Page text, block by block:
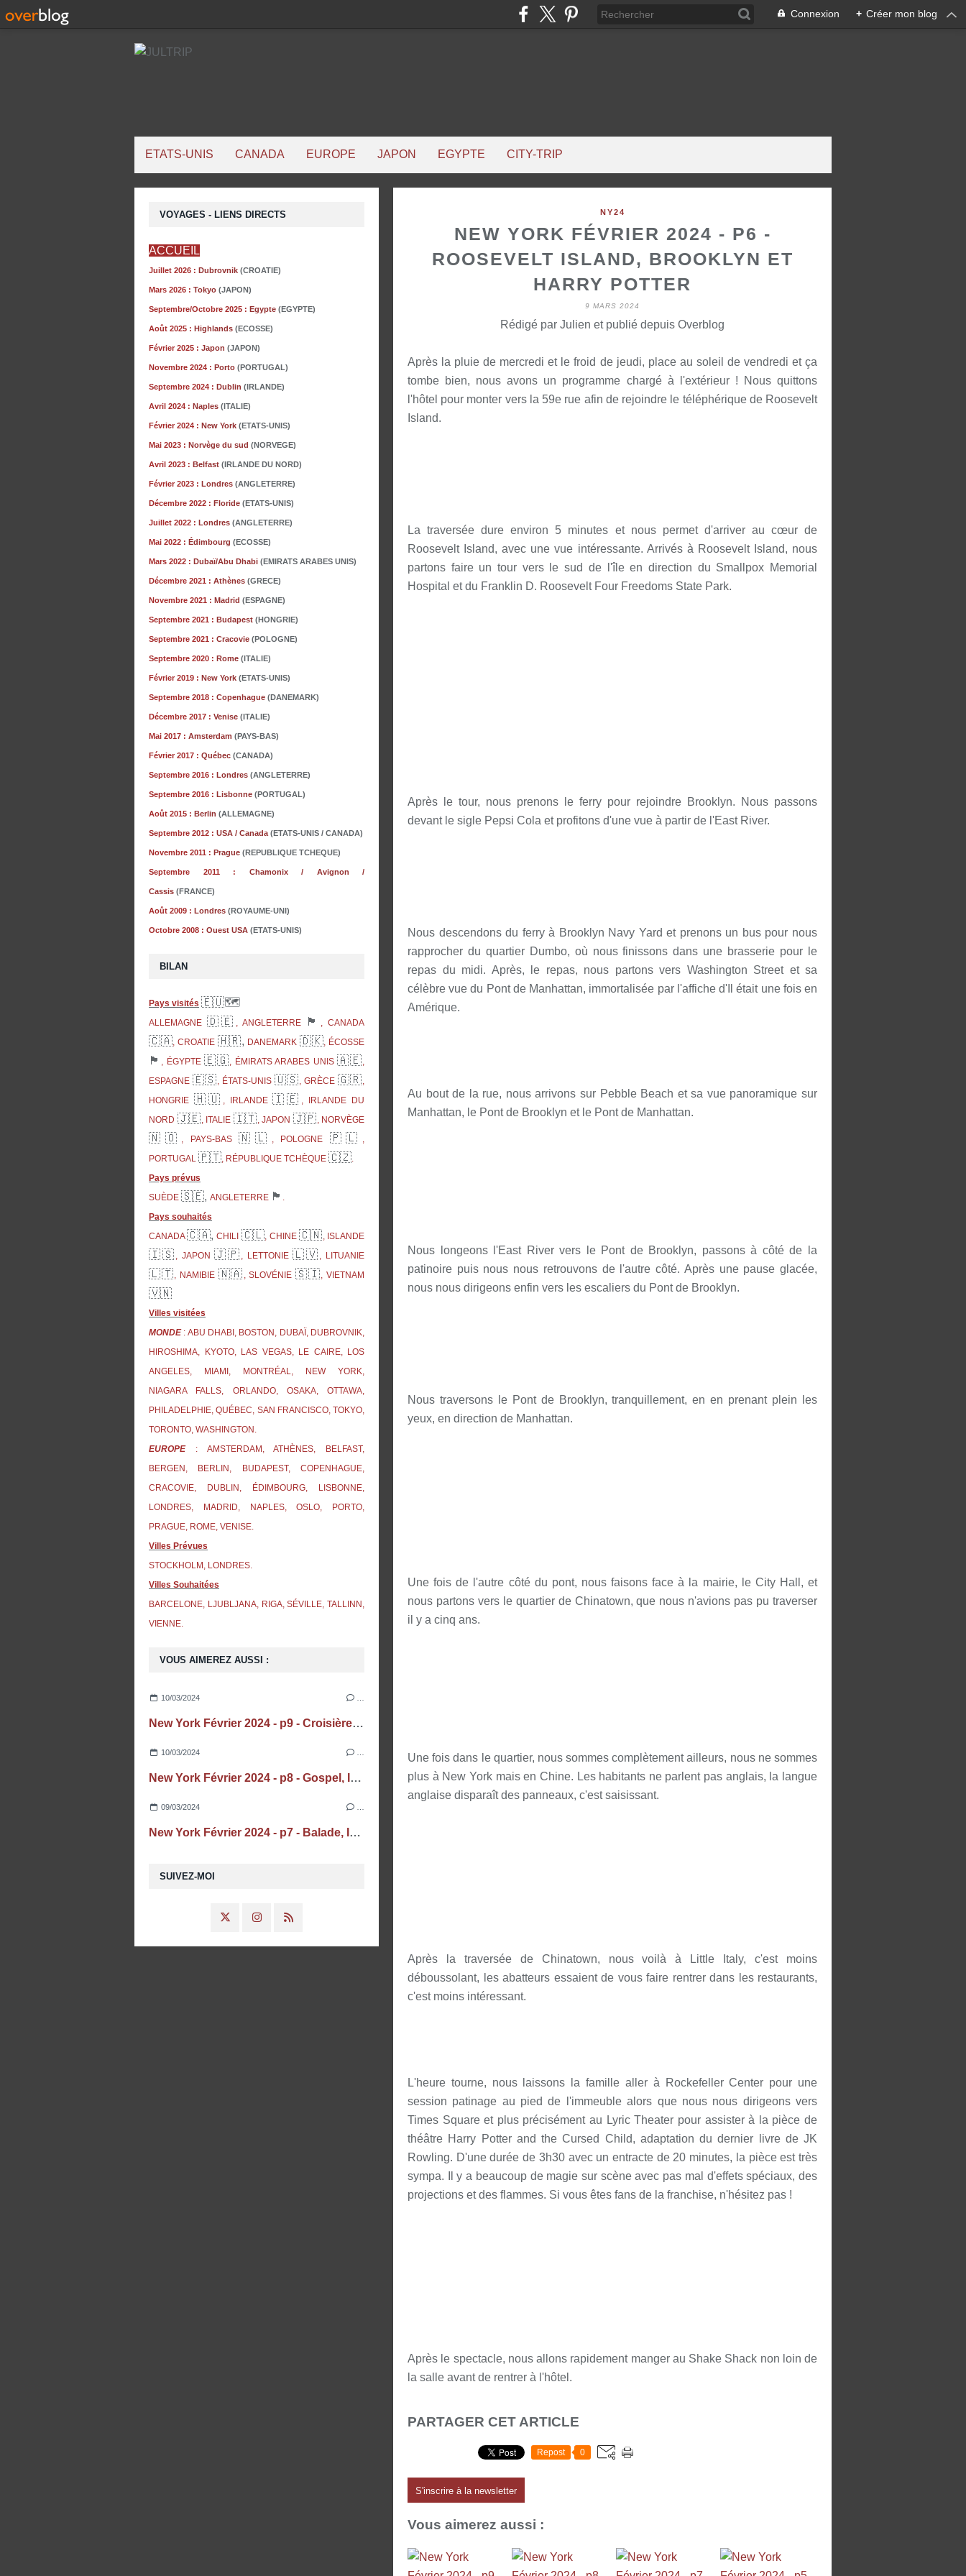
Connexion + Créer mon blog
ETATS-UNIS CANADA EUROPE JAPON EGYPTE CITY-TRIP
NY24
NEW YORK FÉVRIER 2024 - P6 -
ROOSEVELT ISLAND, BROOKLYN ET
HARRY POTTER
9 MARS 2024
Rédigé par Julien et publié depuis Overblog
Après la pluie de mercredi et le froid de jeudi, place au soleil de vendredi et ça
tombe bien, nous avons un programme chargé à l'extérieur ! Nous quittons
l'hôtel pour monter vers la 59e rue afin de rejoindre le téléphérique de Roosevelt
Island.
La traversée dure environ 5 minutes et nous permet d'arriver au cœur de
Roosevelt Island, avec une vue intéressante. Arrivés à Roosevelt Island, nous
partons faire un tour vers le sud de l'île en direction du Smallpox Memorial
Hospital et du Franklin D. Roosevelt Four Freedoms State Park.
Après le tour, nous prenons le ferry pour rejoindre Brooklyn. Nous passons
devant le sigle Pepsi Cola et profitons d'une vue à partir de l'East River.
Nous descendons du ferry à Brooklyn Navy Yard et prenons un bus pour nous
rapprocher du quartier Dumbo, où nous finissons dans une brasserie pour le
repas du midi. Après, le repas, nous partons vers Washington Street et sa
célèbre vue du Pont de Manhattan, immortalisée par l'affiche d'Il était une fois en
Amérique.
Au bout de la rue, nous arrivons sur Pebble Beach et sa vue panoramique sur
Manhattan, le Pont de Brooklyn et le Pont de Manhattan.
Nous longeons l'East River vers le Pont de Brooklyn, passons à côté de la
patinoire puis nous nous retrouvons de l'autre côté. Après une pause glacée,
nous nous dirigeons enfin vers les escaliers du Pont de Brooklyn.
Nous traversons le Pont de Brooklyn, tranquillement, en en prenant plein les
yeux, en direction de Manhattan.
Une fois de l'autre côté du pont, nous faisons face à la mairie, le City Hall, et
nous partons vers le quartier de Chinatown, que nous n'avions pas pu traverser
il y a cinq ans.
Une fois dans le quartier, nous sommes complètement ailleurs, nous ne sommes
plus à New York mais en Chine. Les habitants ne parlent pas anglais, la langue
anglaise disparaît des panneaux, c'est saisissant.
Après la traversée de Chinatown, nous voilà à Little Italy, c'est moins
déboussolant, les abatteurs essaient de vous faire rentrer dans les restaurants,
c'est moins intéressant.
L'heure tourne, nous laissons la famille aller à Rockefeller Center pour une
session patinage au pied de l'immeuble alors que nous nous dirigeons vers
Times Square et plus précisément au Lyric Theater pour assister à la pièce de
théâtre Harry Potter and the Cursed Child, adaptation du dernier livre de JK
Rowling. D'une durée de 3h30 avec un entracte de 20 minutes, la pièce est très
sympa. Il y a beaucoup de magie sur scène avec pas mal d'effets spéciaux, des
projections et des flammes. Si vous êtes fans de la franchise, n'hésitez pas !
Après le spectacle, nous allons rapidement manger au Shake Shack non loin de
la salle avant de rentrer à l'hôtel.
PARTAGER CET ARTICLE
Repost 0
S'inscrire à la newsletter
Vous aimerez aussi :
SUIVEZ-MOI
VOUS AIMEREZ AUSSI :
10/03/2024
New York Février 2024 - p9 - Croisière et The End
10/03/2024
New York Février 2024 - p8 - Gospel, Intrepid et Empire State Building
09/03/2024
New York Février 2024 - p7 - Balade, Irish Pub et Brooklyn Nets
VOYAGES - LIENS DIRECTS
ACCUEIL
Juillet 2026 : Dubrovnik (CROATIE)
Mars 2026 : Tokyo (JAPON)
Septembre/Octobre 2025 : Egypte (EGYPTE)
Août 2025 : Highlands (ECOSSE)
Février 2025 : Japon (JAPON)
Novembre 2024 : Porto (PORTUGAL)
Septembre 2024 : Dublin (IRLANDE)
Avril 2024 : Naples (ITALIE)
Février 2024 : New York (ETATS-UNIS)
Mai 2023 : Norvège du sud (NORVEGE)
Avril 2023 : Belfast (IRLANDE DU NORD)
Février 2023 : Londres (ANGLETERRE)
Décembre 2022 : Floride (ETATS-UNIS)
Juillet 2022 : Londres (ANGLETERRE)
Mai 2022 : Édimbourg (ECOSSE)
Mars 2022 : Dubaï/Abu Dhabi (EMIRATS ARABES UNIS)
Décembre 2021 : Athènes (GRECE)
Novembre 2021 : Madrid (ESPAGNE)
Septembre 2021 : Budapest (HONGRIE)
Septembre 2021 : Cracovie (POLOGNE)
Septembre 2020 : Rome (ITALIE)
Février 2019 : New York (ETATS-UNIS)
Septembre 2018 : Copenhague (DANEMARK)
Décembre 2017 : Venise (ITALIE)
Mai 2017 : Amsterdam (PAYS-BAS)
Février 2017 : Québec (CANADA)
Septembre 2016 : Londres (ANGLETERRE)
Septembre 2016 : Lisbonne (PORTUGAL)
Août 2015 : Berlin (ALLEMAGNE)
Septembre 2012 : USA / Canada (ETATS-UNIS / CANADA)
Novembre 2011 : Prague (REPUBLIQUE TCHEQUE)
Septembre 2011 : Chamonix / Avignon /
Cassis (FRANCE)
Août 2009 : Londres (ROYAUME-UNI)
Octobre 2008 : Ouest USA (ETATS-UNIS)
BILAN
Pays visités 🇪🇺🗺
ALLEMAGNE 🇩🇪 , ANGLETERRE 🏴󠁧󠁢󠁥󠁮󠁧󠁿 , CANADA
🇨🇦, CROATIE 🇭🇷, DANEMARK🇩🇰, ÉCOSSE
🏴󠁧󠁢󠁳󠁣󠁴󠁿 , ÉGYPTE🇪🇬, ÉMIRATS ARABES UNIS🇦🇪,
ESPAGNE 🇪🇸, ÉTATS-UNIS 🇺🇸, GRÈCE 🇬🇷,
HONGRIE 🇭🇺 , IRLANDE🇮🇪 , IRLANDE DU
NORD 🇯🇪, ITALIE 🇮🇹, JAPON 🇯🇵, NORVÈGE
🇳🇴 , PAYS-BAS🇳🇱 , POLOGNE 🇵🇱 ,
PORTUGAL 🇵🇹, RÉPUBLIQUE TCHÈQUE 🇨🇿.
Pays prévus
SUÈDE 🇸🇪, ANGLETERRE 🏴󠁧󠁢󠁥󠁮󠁧󠁿 .
Pays souhaités
CANADA🇨🇦,CHILI 🇨🇱, CHINE🇨🇳, ISLANDE
🇮🇸 , JAPON🇯🇵 , LETTONIE🇱🇻 , LITUANIE
🇱🇹, NAMIBIE 🇳🇦 , SLOVÉNIE🇸🇮, VIETNAM
🇻🇳
Villes visitées
MONDE: ABU DHABI, BOSTON, DUBAÏ, DUBROVNIK,
HIROSHIMA, KYOTO, LAS VEGAS, LE CAIRE, LOS
ANGELES, MIAMI, MONTRÉAL, NEW YORK,
NIAGARA FALLS, ORLANDO, OSAKA, OTTAWA,
PHILADELPHIE, QUÉBEC, SAN FRANCISCO, TOKYO,
TORONTO, WASHINGTON.
EUROPE: AMSTERDAM, ATHÈNES, BELFAST,
BERGEN, BERLIN, BUDAPEST, COPENHAGUE,
CRACOVIE, DUBLIN, ÉDIMBOURG, LISBONNE,
LONDRES, MADRID, NAPLES, OSLO, PORTO,
PRAGUE, ROME, VENISE.
Villes Prévues
STOCKHOLM, LONDRES.
Villes Souhaitées
BARCELONE, LJUBLJANA, RIGA, SÉVILLE, TALLINN,
VIENNE.